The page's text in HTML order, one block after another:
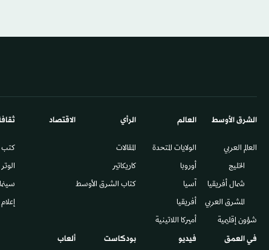
الشرق الأوسط​
العالم العربي
الخليج
شمال أفريقيا
المشرق العربي
شؤون إقليمية
العالم
الولايات المتحدة
أوروبا
آسيا
أفريقيا
أميركا اللاتينية
الرأي
المقالات
كاريكاتير
كتاب الشرق الأوسط
الاقتصاد
كتب
سينما
إعلام
في العمق فيديو بودكاست ألعاب